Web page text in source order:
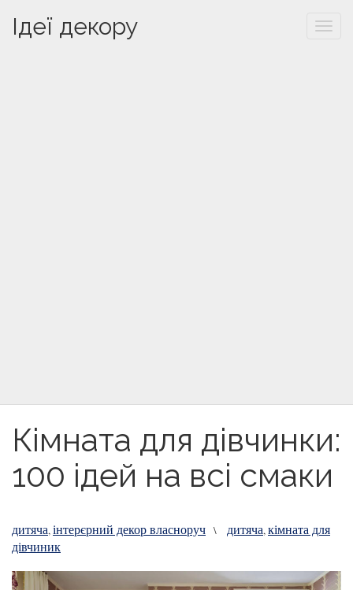
Ідеї декору
Кімната для дівчинки:
100 ідей на всі смаки
дитяча,інтерєрний декор власноруч \ дитяча,кімната для
дівчиник